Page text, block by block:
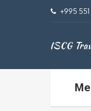
+995 551
ISCG